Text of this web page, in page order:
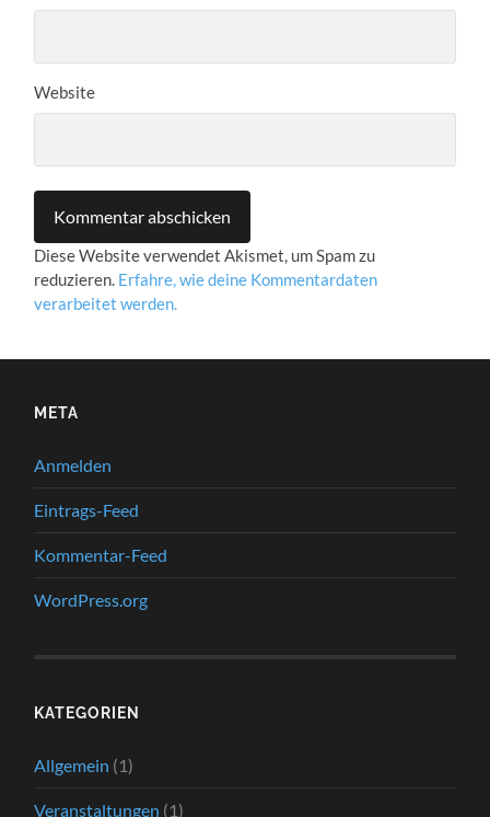
Website
Diese Website verwendet Akismet, um Spam zu
reduzieren. Erfahre, wie deine Kommentardaten
verarbeitet werden.
META
Anmelden
Eintrags-Feed
Kommentar-Feed
WordPress.org
KATEGORIEN
Allgemein (1)
Veranstaltungen (1)